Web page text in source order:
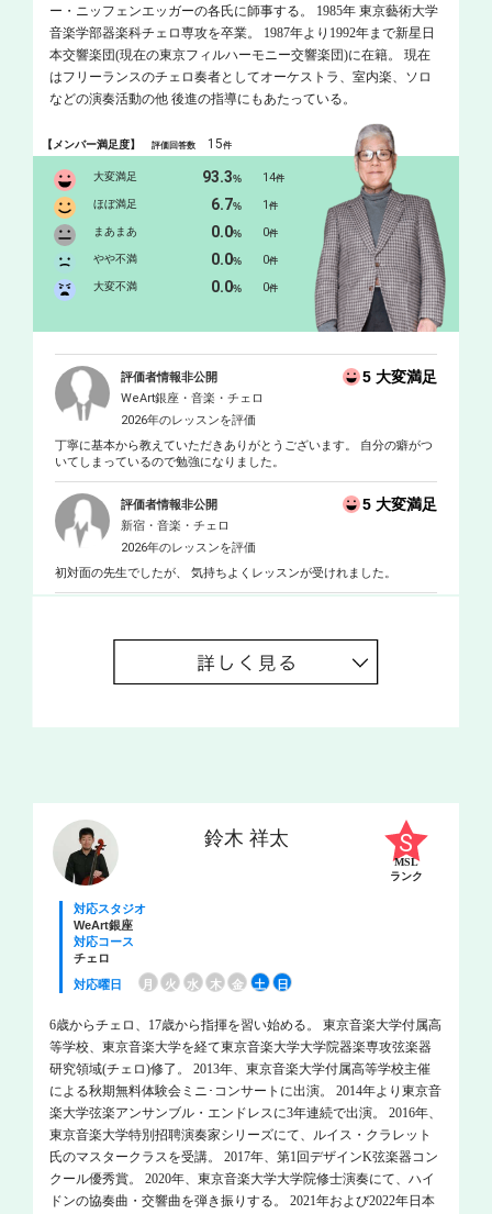
ー・ニッフェンエッガーの各氏に師事する。 1985年 東京藝術大学
音楽学部器楽科チェロ専攻を卒業。 1987年より1992年まで新星日
本交響楽団(現在の東京フィルハーモニー交響楽団)に在籍。 現在
はフリーランスのチェロ奏者としてオーケストラ、室内楽、ソロ
などの演奏活動の他 後進の指導にもあたっている。
【メンバー満足度】評価回答数 15件
大変満足 93.3% 14件
ほぼ満足 6.7% 1件
まあまあ 0.0% 0件
やや不満 0.0% 0件
大変不満 0.0% 0件
評価者情報非公開 5 大変満足
WeArt銀座・音楽・チェロ
2026年のレッスンを評価
丁寧に基本から教えていただきありがとうございます。 自分の癖がつ
いてしまっているので勉強になりました。
評価者情報非公開 5 大変満足
新宿・音楽・チェロ
2026年のレッスンを評価
初対面の先生でしたが、 気持ちよくレッスンが受けれました。
鈴木 祥太
MSL
ランク
対応スタジオ
WeArt銀座
対応コース
チェロ
対応曜日
月 火 水 木 金 土 日
6歳からチェロ、17歳から指揮を習い始める。 東京音楽大学付属高
等学校、東京音楽大学を経て東京音楽大学大学院器楽専攻弦楽器
研究領域(チェロ)修了。 2013年、東京音楽大学付属高等学校主催
による秋期無料体験会ミニ･コンサートに出演。 2014年より東京音
楽大学弦楽アンサンブル・エンドレスに3年連続で出演。 2016年、
東京音楽大学特別招聘演奏家シリーズにて、ルイス・クラレット
氏のマスタークラスを受講。 2017年、第1回デザインK弦楽器コン
クール優秀賞。 2020年、東京音楽大学大学院修士演奏にて、ハイ
ドンの協奏曲・交響曲を弾き振りする。 2021年および2022年日本